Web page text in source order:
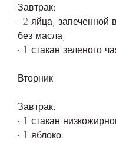
Завтрак:
- 2 яйца, запеченной
без масла;
- 1 стакан зеленого
Вторник
Завтрак:
- 1 стакан
- 1 яблоко.